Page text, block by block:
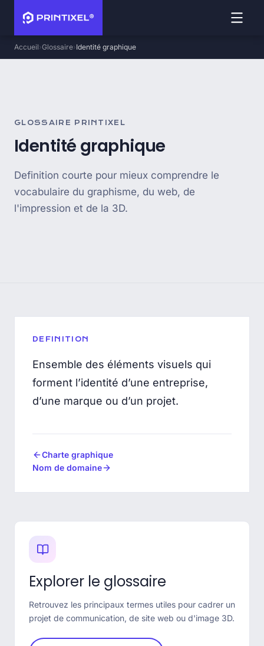
Accueil Glossaire Identité graphique
GLOSSAIRE PRINTIXEL
Identité graphique
Definition courte pour mieux comprendre le
vocabulaire du graphisme, du web, de
l'impression et de la 3D.
DEFINITION
Ensemble des éléments visuels qui
forment l’identité d’une entreprise,
d’une marque ou d’un projet.
Charte graphique
Nom de domaine
Explorer le glossaire
Retrouvez les principaux termes utiles pour cadrer un
projet de communication, de site web ou d'image 3D.